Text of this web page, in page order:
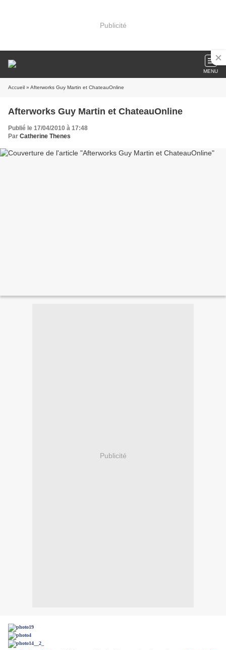
Publicité
MENU
Accueil » Afterworks Guy Martin et ChateauOnline
Afterworks Guy Martin et ChateauOnline
Publié le 17/04/2010 à 17:48
Par Catherine Thenes
Publicité